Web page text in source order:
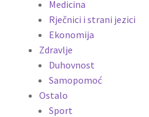
Medicina
Rječnici i strani jezici
Ekonomija
Zdravlje
Duhovnost
Samopomoć
Ostalo
Sport